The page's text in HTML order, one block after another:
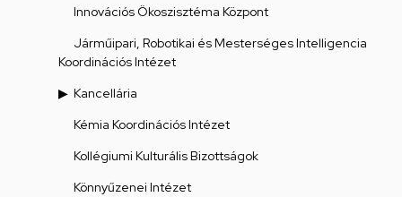
Innovációs Ökoszisztéma Központ
Járműipari, Robotikai és Mesterséges Intelligencia
Koordinációs Intézet
Kancellária
Kémia Koordinációs Intézet
Kollégiumi Kulturális Bizottságok
Könnyűzenei Intézet